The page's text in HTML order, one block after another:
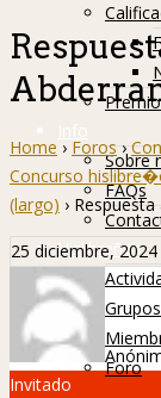
Info
Sobre
FAQs
Hislibreños
Grupos
Foro
Home › Foros ›
Concurso
(largo) ›
25 diciembre,
Invitado